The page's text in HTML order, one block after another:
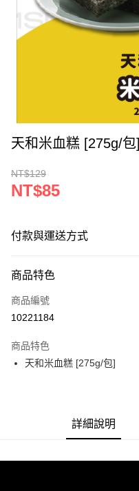
天和米血糕 [275g/包]
NT$129
NT$85
付款與運送方式
信用卡一次付款
LINE Pay
街口支付
商品特色
商品編號
10221184
商品特色
天和米血糕 [275g/包]
詳細說明